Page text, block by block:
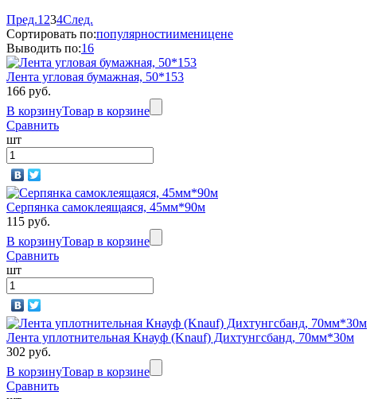
Пред.1 234След.
Сортировать по:популярностиименицене
Выводить по:16
Лента угловая бумажная, 50*153
166 руб.
В корзинуТовар в корзине
Сравнить
шт
Серпянка самоклеящаяся, 45мм*90м
115 руб.
В корзинуТовар в корзине
Сравнить
шт
Лента уплотнительная Кнауф (Knauf) Дихтунгсбанд, 70мм*30м
302 руб.
В корзинуТовар в корзине
Сравнить